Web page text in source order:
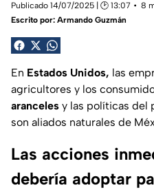
Publicado 14/07/2025 | 🕑 13:07
8
Escrito por: Armando Guzmán
En Estados Unidos, las
agricultores y los
aranceles y las políticas del
son aliados naturales de
Las acciones
debería adoptar